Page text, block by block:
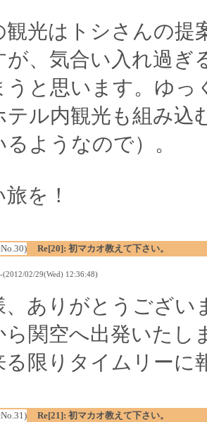
観光はトシさんの提
が、気合い入れ過ぎ
うと思います。ゆっ
テル内観光も組み込
るようなので）。
旅を！
Re[20]: 初マカオ教えて下さい。
-(2012/02/29(Wed) 12:36:48)
、ありがとうござい
ら関空へ出発いたし
る限りタイムリーに
Re[21]: 初マカオ教えて下さい。